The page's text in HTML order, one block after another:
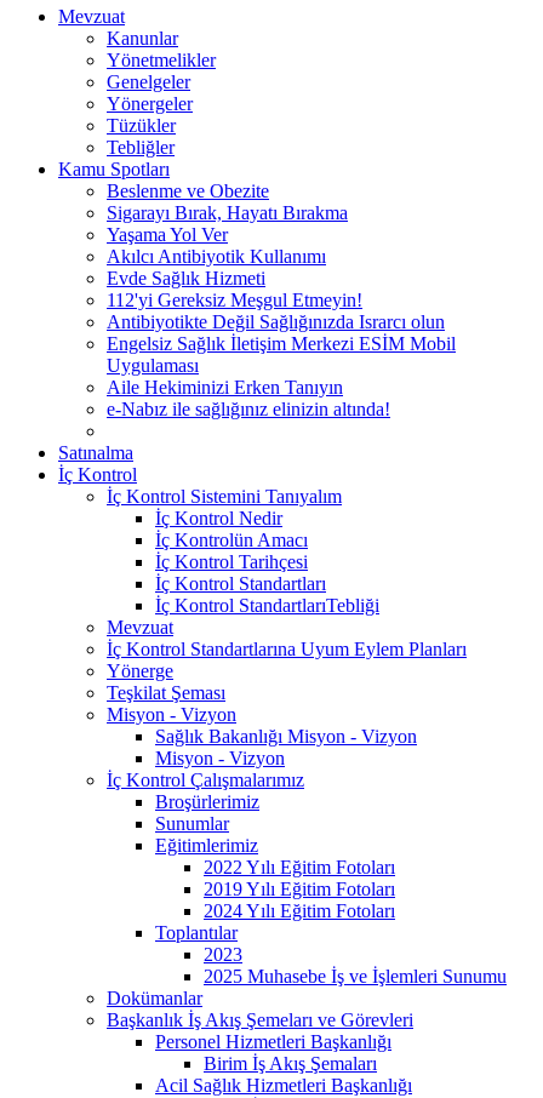
Mevzuat
Kanunlar
Yönetmelikler
Genelgeler
Yönergeler
Tüzükler
Tebliğler
Kamu Spotları
Beslenme ve Obezite
Sigarayı Bırak, Hayatı Bırakma
Yaşama Yol Ver
Akılcı Antibiyotik Kullanımı
Evde Sağlık Hizmeti
112'yi Gereksiz Meşgul Etmeyin!
Antibiyotikte Değil Sağlığınızda Israrcı olun
Engelsiz Sağlık İletişim Merkezi ESİM Mobil
Uygulaması
Aile Hekiminizi Erken Tanıyın
e-Nabız ile sağlığınız elinizin altında!
Satınalma
İç Kontrol
İç Kontrol Sistemini Tanıyalım
İç Kontrol Nedir
İç Kontrolün Amacı
İç Kontrol Tarihçesi
İç Kontrol Standartları
İç Kontrol StandartlarıTebliği
Mevzuat
İç Kontrol Standartlarına Uyum Eylem Planları
Yönerge
Teşkilat Şeması
Misyon - Vizyon
Sağlık Bakanlığı Misyon - Vizyon
Misyon - Vizyon
İç Kontrol Çalışmalarımız
Broşürlerimiz
Sunumlar
Eğitimlerimiz
2022 Yılı Eğitim Fotoları
2019 Yılı Eğitim Fotoları
2024 Yılı Eğitim Fotoları
Toplantılar
2023
2025 Muhasebe İş ve İşlemleri Sunumu
Dokümanlar
Başkanlık İş Akış Şemeları ve Görevleri
Personel Hizmetleri Başkanlığı
Birim İş Akış Şemaları
Acil Sağlık Hizmetleri Başkanlığı